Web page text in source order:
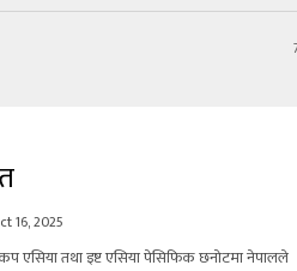
16, 2025
एसिया तथा इष्ट एसिया पेसिफिक छनोटमा नेपालले